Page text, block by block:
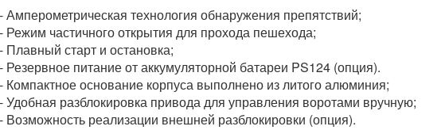
технология обнаружения препятствий;
частичного открытия для прохода пешехода;
старт и остановка;
питание от аккумуляторной батареи PS124 (опция).
основание корпуса выполнено из литого алюминия;
разблокировка привода для управления воротами вручную;
реализации внешней разблокировки (опция).